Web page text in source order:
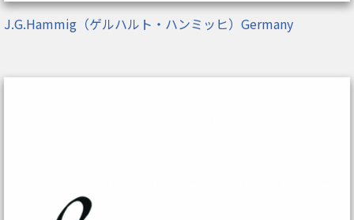
J.G.Hammig（ゲルハルト・ハンミッヒ）Germany